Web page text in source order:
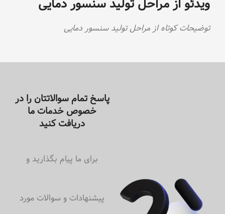
توضیحات کوتاه از مراحل تولید سنسور دمایی
پاسخ تمام سوالاتتان را در
خصوص خدمات ما
دریافت کنید
برای ما پیام بگذارید و
پیشنهادات و سوالات مورد